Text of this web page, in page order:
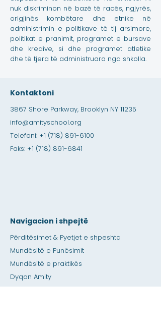
nuk diskriminon në bazë të racës, ngjyrës,
origjinës kombëtare dhe etnike në
administrimin e politikave të tij arsimore,
politikat e pranimit, programet e bursave
dhe kredive, si dhe programet atletike
dhe të tjera të administruara nga shkolla.
Kontaktoni
3867 Shore Parkway, Brooklyn NY 11235
info@amityschool.org
Telefoni: +1 (718) 891-6100
Faks: +1 (718) 891-6841
Navigacion i shpejtë
Përditësimet & Pyetjet e shpeshta
Mundësitë e Punësimit
Mundësitë e praktikës
Dyqan Amity
Dhënia